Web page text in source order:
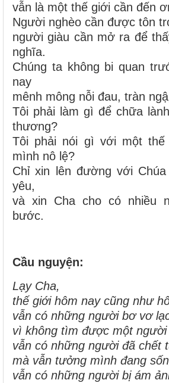
vẫn là một thế giới cần đến
Người nghèo cần được tôn
người giàu cần mở ra để
nghĩa.
Chúng ta không bi quan
nay
mênh mông nỗi đau, tràn
Tôi phải làm gì để chữa
thương?
Tôi phải nói gì với một thế
mình nô lệ?
Chỉ xin lên đường với
yêu,
và xin Cha cho có nhiều
bước.
Cầu nguyện:
Lạy Cha,
thế giới hôm nay cũng như
vẫn có những người bơ vơ
vì không tìm được một người
vẫn có những người đã chết
mà vẫn tưởng mình đang
vẫn có những người bị ám